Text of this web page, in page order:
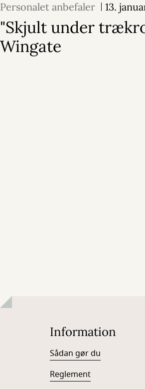
Personalet anbefaler 13.
"Skjult under
Wingate
Information
Sådan gør du
Reglement